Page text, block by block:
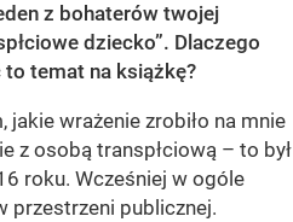
z bohaterów twojej
dziecko”. Dlaczego
to temat na książkę?
jakie wrażenie zrobiło na mnie
z osobą transpłciową – to był
roku. Wcześniej w ogóle
przestrzeni publicznej.